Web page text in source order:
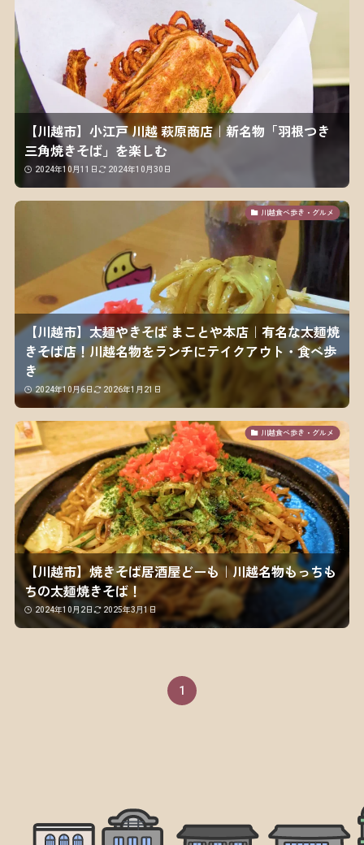
【川越市】小江戸 川越 萩原商店｜新名物「羽根つき
三角焼きそば」を楽しむ
2024年10月11日 2024年10月30日
川越食べ歩き・グルメ
【川越市】太麺やきそば まことや本店｜有名な太麺焼
きそば店！川越名物をランチにテイクアウト・食べ歩
き
2024年10月6日 2026年1月21日
川越食べ歩き・グルメ
【川越市】焼きそば居酒屋どーも｜川越名物もっちも
ちの太麺焼きそば！
2024年10月2日 2025年3月1日
1